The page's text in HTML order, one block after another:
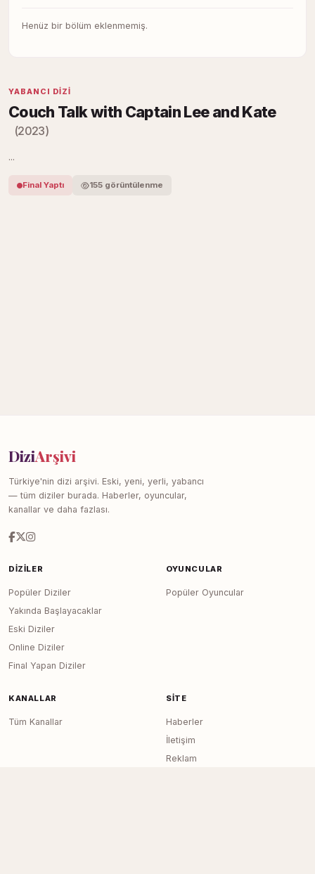
Henüz bir bölüm eklenmemiş.
YABANCI DIZI
Couch Talk with Captain Lee and Kate
(2023)
...
Final Yaptı 155 görüntülenme
DiziArşivi
Türkiye'nin dizi arşivi. Eski, yeni, yerli, yabancı
— tüm diziler burada. Haberler, oyuncular,
kanallar ve daha fazlası.
DIZILER
Popüler Diziler
Yakında Başlayacaklar
Eski Diziler
Online Diziler
Final Yapan Diziler
OYUNCULAR
Popüler Oyuncular
KANALLAR
Tüm Kanallar
SITE
Haberler
İletişim
Reklam